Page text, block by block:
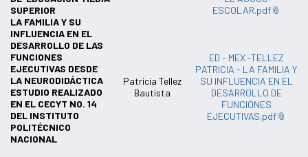
SUPERIOR
ESCOLAR.pdf
LA FAMILIA Y SU
INFLUENCIA EN EL
DESARROLLO DE LAS
FUNCIONES
EJECUTIVAS DESDE
LA NEURODIDÁCTICA
ESTUDIO REALIZADO
EN EL CECYT NO. 14
DEL INSTITUTO
POLITÉCNICO
NACIONAL
Patricia Tellez
Bautista
ED - MEX -TELLEZ
PATRICIA - LA FAMILIA Y
SU INFLUENCIA EN EL
DESARROLLO DE
FUNCIONES
EJECUTIVAS.pdf